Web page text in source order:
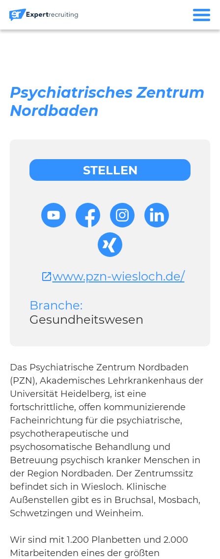
Psychiatrisches Zentrum
Nordbaden
Das Psychiatrische Zentrum Nordbaden
(PZN), Akademisches Lehrkrankenhaus der
Universität Heidelberg, ist eine
fortschrittliche, offen kommunizierende
Facheinrichtung für die psychiatrische,
psychotherapeutische und
psychosomatische Behandlung und
Betreuung psychisch kranker Menschen in
der Region Nordbaden. Der Zentrumssitz
befindet sich in Wiesloch. Klinische
Außenstellen gibt es in Bruchsal , Mosbach,
Schwetzingen und Weinheim.
Wir sind mit 1.200 Planbetten und 2.000
Mitarbeitenden eines der größten
STELLEN
www.pzn-wiesloch.de/
Branche:
Gesundheitswesen